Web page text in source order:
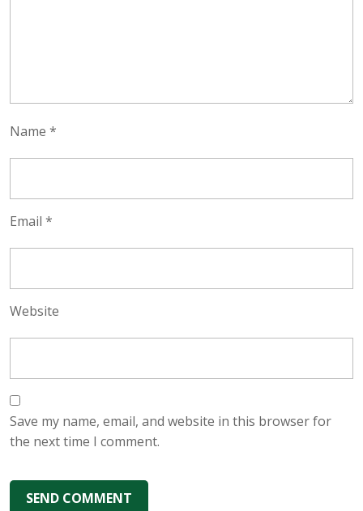
Name *
Email *
Website
Save my name, email, and website in this browser for
the next time I comment.